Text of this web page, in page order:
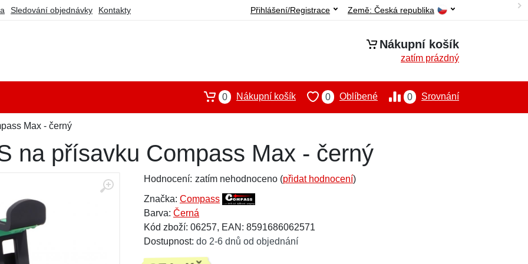
Sledování objednávky Kontakty Země: Česká republika
Přihlášení/Registrace
Nákupní košík
zatím prázdný
0 Srovnání
0 Oblíbené
0 Nákupní košík
Max - černý
na přísavku Compass Max - černý
Hodnocení: zatím nehodnoceno (přidat hodnocení)
Značka: Compass
Barva: Černá
Kód zboží: 06257, EAN: 8591686062571
Dostupnost: do 2-6 dnů od objednání